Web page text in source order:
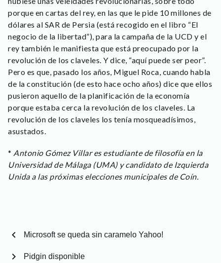
porque en cartas del rey, en las que le pide 10 millones de
dólares al SAR de Persia (está recogido en el libro “El
negocio de la libertad”), para la campaña de la UCD y el
rey también le manifiesta que está preocupado por la
revolución de los claveles. Y dice, “aquí puede ser peor”.
Pero es que, pasado los años, Miguel Roca, cuando habla
de la constitución (de esto hace ocho años) dice que ellos
pusieron aquello de la planificación de la economía
porque estaba cerca la revolución de los claveles. La
revolución de los claveles los tenía mosqueadísimos,
asustados.
* Antonio Gómez Villar es estudiante de filosofía en la
Universidad de Málaga (UMA) y candidato de Izquierda
Unida a las próximas elecciones municipales de Coín.
chevron_left Microsoft se queda sin caramelo Yahoo!
Pidgin disponible
chevron_right